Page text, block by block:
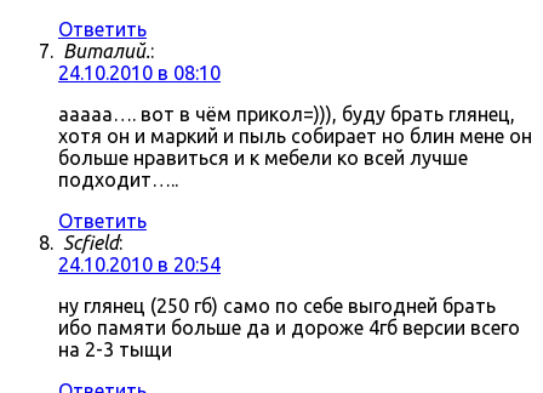
Ответить
Виталий.:
24.10.2010 в 08:10
ааааа…. вот в чём прикол=))), буду брать глянец,
хотя он и маркий и пыль собирает но блин мене он
больше нравиться и к мебели ко всей лучше
подходит…..
Ответить
Scfield:
24.10.2010 в 20:54
ну глянец (250 гб) само по себе выгодней брать
ибо памяти больше да и дороже 4гб версии всего
на 2-3 тыщи